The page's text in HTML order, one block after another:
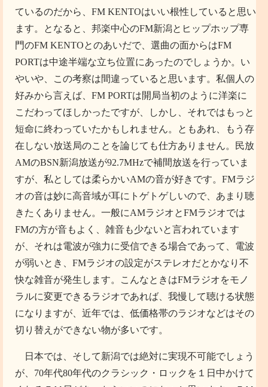
ているのだから、FM KENTOはいい根性していると思い
ます。となると、邦楽中心のFM新潟とヒップホップ専
門のFM KENTOとのあいだで、選曲の面からはFM
PORTは中途半端な立ち位置にあったのでしょうか。い
やいや、この考察は間違っていると思います。私個人の
好みから言えば、FM PORTは開局当初のように洋楽に
こだわってほしかったですが、しかし、それではもっと
短命に終わっていたかもしれません。ともあれ、もう存
在しない放送局のことを論じても仕方ありません。民放
AMのBSN新潟放送が92.7MHzで補間放送を行っていま
すが、私としては柔らかいAMの音が好きです。FMラジ
オの音は妙に高音域が耳にトゲトゲしいので、あまり聴
きたくありません。一般にAMラジオとFMラジオでは
FMの方が音もよく、雑音も少ないと言われています
が、それは電波が強力に受信できる場合であって、電波
が弱いとき、FMラジオの設定がステレオだとかなり不
快な雑音が発生します。こんなときはFMラジオをモノ
ラルに変更できるラジオであれば、我慢して聴ける状態
になりますが、近年では、低価格帯のラジオなどはその
切り替えができない物が多いです。
日本では、そして新潟では絶対に実現不可能でしょう
が、70年代80年代のクラシック・ロックを１日中かけて